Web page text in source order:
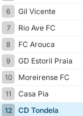
6
Gil Vicente
7
Rio Ave FC
8
FC Arouca
9
GD Estoril Praia
10
Moreirense FC
11
Casa Pia
12
CD Tondela